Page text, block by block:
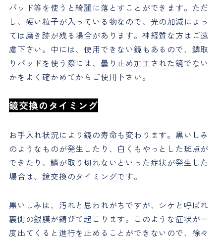
パッド等を使うと綺麗に落とすことができます。ただ
し、硬い粒子が入っている物なので、光の加減によっ
ては磨き跡が残る場合があります。神経質な方はご遠
慮下さい。中には、使用できない鏡もあるので、鱗取
りパッドを使う際には、曇り止め加工された鏡でない
かをよく確かめてからご使用下さい。
鏡交換のタイミング
お手入れ状況により鏡の寿命も変わります。黒いしみ
のようなものが発生したり、白くもやっとした斑点が
できたり、鱗が取り切れないといった症状が発生した
場合は、鏡交換のタイミングです。
黒いしみは、汚れと思われがちですが、シケと呼ばれ
裏側の銀膜が錆びて起こります。このような症状が一
度出てくると進行を止めることができないので、徐々